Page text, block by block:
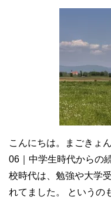
こんにちは。まごきょ
06｜中学生時代からの
校時代は、勉強や大学
れてました。 というの